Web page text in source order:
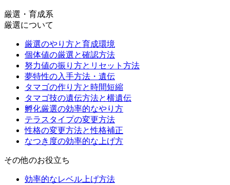
厳選・育成系
厳選について
厳選のやり方と育成環境
個体値の厳選と確認方法
努力値の振り方とリセット方法
夢特性の入手方法・遺伝
タマゴの作り方と時間短縮
タマゴ技の遺伝方法と横遺伝
孵化厳選の効率的なやり方
テラスタイプの変更方法
性格の変更方法と性格補正
なつき度の効率的な上げ方
その他のお役立ち
効率的なレベル上げ方法